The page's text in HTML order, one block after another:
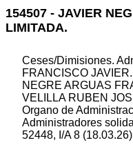
154507 - JAVIER
LIMITADA.
Ceses/Dimisiones.
FRANCISCO
NEGRE ARGUAS
VELILLA RUBEN
Organo de
Administradores
52448, I/A 8